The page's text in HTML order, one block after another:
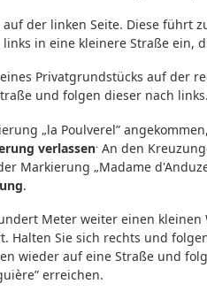
der linken Seite. Diese führt
in eine kleinere Straße ein,
Privatgrundstücks auf der
und folgen dieser nach links.
„la Poulverel”
verlassen.An den
Markierung „Madame
.
Meter weiter einen
Sie sich rechts und
wieder auf eine Straße und
erreichen.